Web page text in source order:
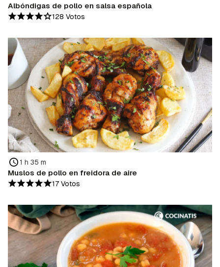
Albóndigas de pollo en salsa española
128 Votos
1 h 35 m
Muslos de pollo en freidora de aire
17 Votos